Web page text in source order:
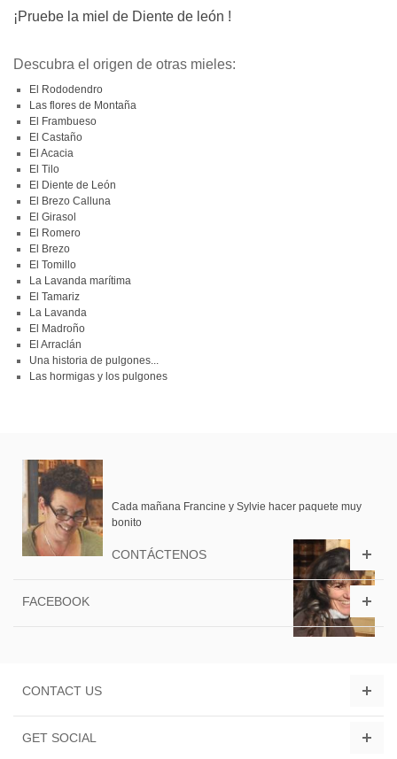
¡Pruebe la miel de Diente de león !
Descubra el origen de otras mieles:
El Rododendro
Las flores de Montaña
El Frambueso
El Castaño
El Acacia
El Tilo
El Diente de León
El Brezo Calluna
El Girasol
El Romero
El Brezo
El Tomillo
La Lavanda marítima
El Tamariz
La Lavanda
El Madroño
El Arraclán
Una historia de pulgones...
Las hormigas y los pulgones
Cada mañana Francine y Sylvie hacer paquete muy
bonito
CONTÁCTENOS
FACEBOOK
CONTACT US
GET SOCIAL